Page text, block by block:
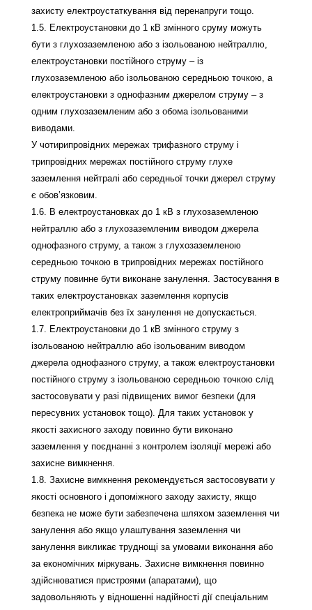
захисту електроустаткування від перенапруги тощо.
1.5. Електроустановки до 1 кВ змінного сруму можуть
бути з глухозаземленою або з ізольованою нейтраллю,
електроустановки постійного струму – із
глухозаземленою або ізольованою середньою точкою, а
електроустановки з однофазним джерелом струму – з
одним глухозаземленим або з обома ізольованими
виводами.
У чотирипровідних мережах трифазного струму і
трипровідних мережах постійного струму глухе
заземлення нейтралі або середньої точки джерел струму
є обов’язковим.
1.6. В електроустановках до 1 кВ з глухозаземленою
нейтраллю або з глухозаземленим виводом джерела
однофазного струму, а також з глухозаземленою
середньою точкою в трипровідних мережах постійного
струму повинне бути виконане занулення. Застосування в
таких електроустановках заземлення корпусів
електроприймачів без їх занулення не допускається.
1.7. Електроустановки до 1 кВ змінного струму з
ізольованою нейтраллю або ізольованим виводом
джерела однофазного струму, а також електроустановки
постійного струму з ізольованою середньою точкою слід
застосовувати у разі підвищених вимог безпеки (для
пересувних установок тощо). Для таких установок у
якості захисного заходу повинно бути виконано
заземлення у поєднанні з контролем ізоляції мережі або
захисне вимкнення.
1.8. Захисне вимкнення рекомендується застосовувати у
якості основного і допоміжного заходу захисту, якщо
безпека не може бути забезпечена шляхом заземлення чи
занулення або якщо улаштування заземлення чи
занулення викликає труднощі за умовами виконання або
за економічних міркувань. Захисне вимкнення повинно
здійснюватися пристроями (апаратами), що
задовольняють у відношенні надійності дії спеціальним